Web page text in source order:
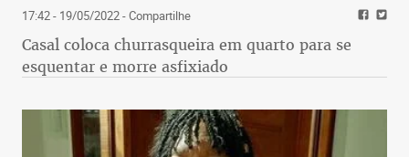
17:42 - 19/05/2022- Compartilhe
Casal coloca churrasqueira em quarto para se
esquentar e morre asfixiado